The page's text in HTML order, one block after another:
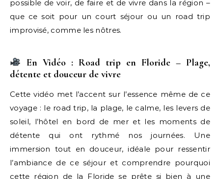
possible de voir, de faire et de vivre dans la région –
que ce soit pour un court séjour ou un road trip
improvisé, comme les nôtres.
En Vidéo : Road trip en Floride – Plage,
détente et douceur de vivre
Cette vidéo met l’accent sur l’essence même de ce
voyage : le road trip, la plage, le calme, les levers de
soleil, l’hôtel en bord de mer et les moments de
détente qui ont rythmé nos journées. Une
immersion tout en douceur, idéale pour ressentir
l’ambiance de ce séjour et comprendre pourquoi
cette région de la Floride se prête si bien à une